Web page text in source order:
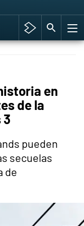
Era del Cataclismo
en
de la
3
pueden
secuelas
de